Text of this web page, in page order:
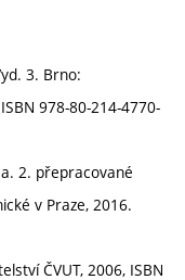
3. Brno:
978-80-214-4770-
2. přepracované
v Praze, 2016.
ČVUT, 2006, ISBN